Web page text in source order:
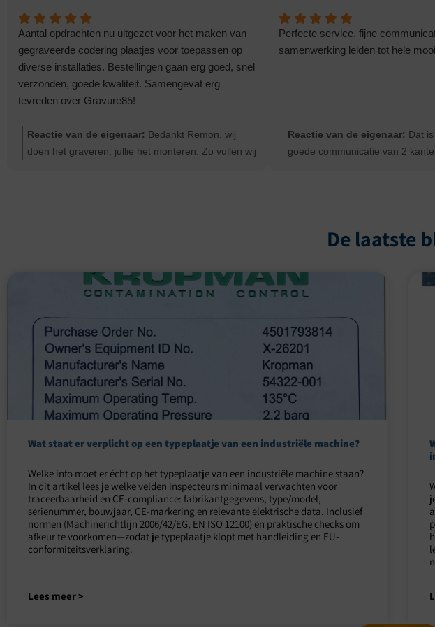
Aantal opdrachten nu uitgezet voor het maken van
gegraveerde codering plaatjes voor toepassen op
diverse installaties. Bestellingen gaan erg goed, snel
verzonden, goede kwaliteit. Samengevat erg
tevreden over Gravure85!
Reactie van de eigenaar: Bedankt Remon, wij
doen het graveren, jullie het monteren. Zo vullen wij
Perfecte service, fijne
samenwerking leiden tot hele
Reactie van de eigenaar: Dat
goede communicatie van 2
De laatste
Wat staat er verplicht op een typeplaatje van een industriële machine?
Welke info moet er écht op het typeplaatje van een industriële machine staan?
In dit artikel lees je welke velden inspecteurs minimaal verwachten voor
traceerbaarheid en CE-compliance: fabrikantgegevens, type/model,
serienummer, bouwjaar, CE-markering en relevante elektrische data. Inclusief
normen (Machinerichtlijn 2006/42/EG, EN ISO 12100) en praktische checks om
afkeur te voorkomen—zodat je typeplaatje klopt met handleiding en EU-
conformiteitsverklaring.
Lees meer >